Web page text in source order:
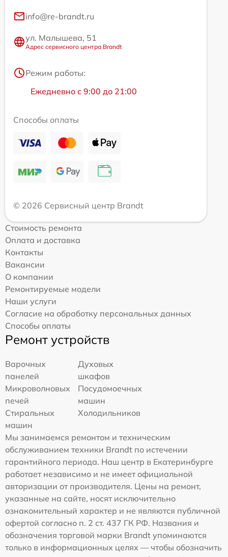
info@re-brandt.ru
ул. Малышева, 51
Адрес сервисного центра Brandt
Режим работы:
Ежедневно с 9:00 до 21:00
Способы оплаты
© 2026 Сервисный центр Brandt
Стоимость ремонта
Оплата и доставка
Контакты
Вакансии
О компании
Ремонтируемые модели
Наши услуги
Согласие на обработку персональных данных
Способы оплаты
Ремонт устройств
Варочных
панелей
Духовых
шкафов
Микроволновых
печей
Посудомоечных
машин
Стиральных
машин
Холодильников
Мы занимаемся ремонтом и техническим
обслуживанием техники Brandt по истечении
гарантийного периода. Наш центр в Екатеринбурге
работает независимо и не имеет официальной
авторизации от производителя. Цены на ремонт,
указанные на сайте, носят исключительно
ознакомительный характер и не являются публичной
офертой согласно п. 2 ст. 437 ГК РФ. Названия и
обозначения торговой марки Brandt упоминаются
только в информационных целях — чтобы обозначить